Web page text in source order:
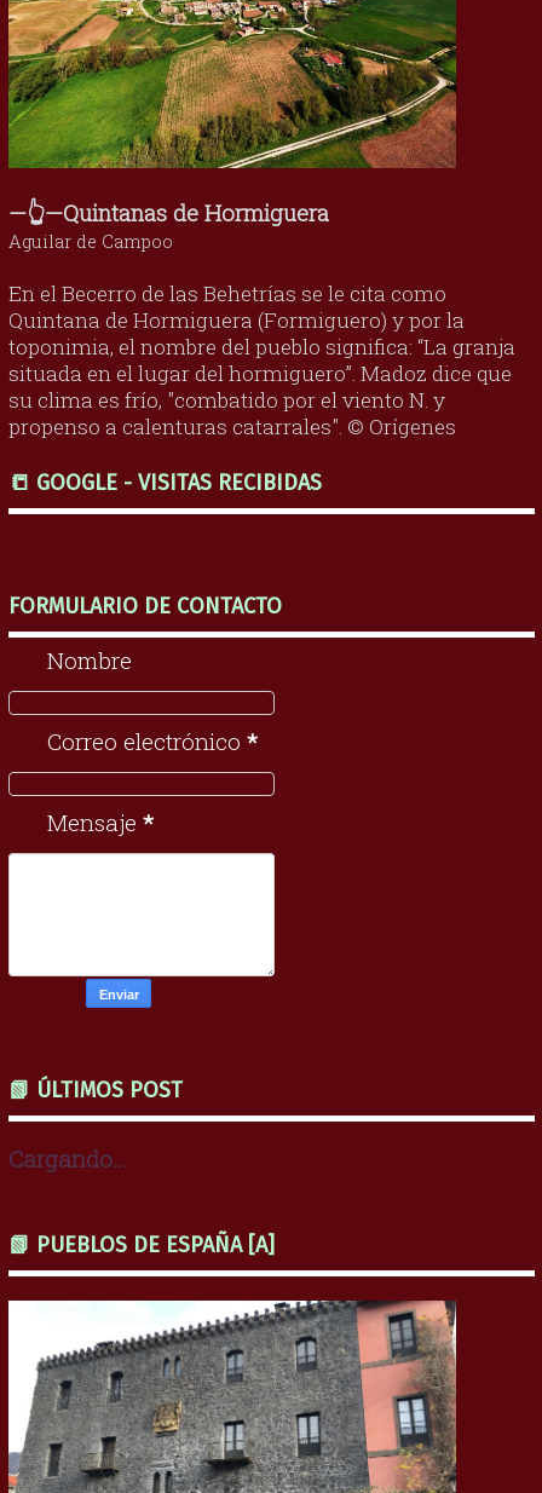
—👆—Quintanas de Hormiguera
Aguilar de Campoo
En el Becerro de las Behetrías se le cita como
Quintana de Hormiguera (Formiguero) y por la
toponimia, el nombre del pueblo significa: “La granja
situada en el lugar del hormiguero”. Madoz dice que
su clima es frío, "combatido por el viento N. y
propenso a calenturas catarrales". © Orígenes
📒 GOOGLE - VISITAS RECIBIDAS
FORMULARIO DE CONTACTO
Nombre
Correo electrónico *
Mensaje *
📗 ÚLTIMOS POST
Cargando...
📗 PUEBLOS DE ESPAÑA [A]